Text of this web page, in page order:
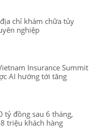
chỉ khám chữa tủy
nghiệp
Insurance Summit
AI hướng tới tăng
tỷ đồng sau 6 tháng,
triệu khách hàng